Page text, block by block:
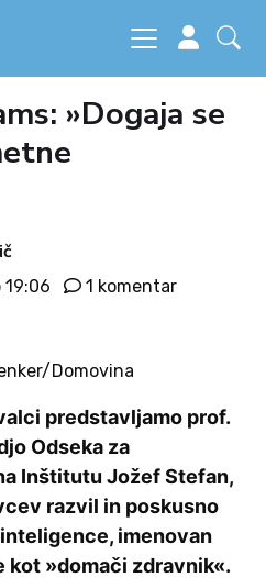
»Dogaja se
19:06 1 komentar
Domovina
predstavljamo prof.
Odseka za
Inštitutu Jožef Stefan,
razvil in poskusno
imenovan
kot »domači zdravnik«.